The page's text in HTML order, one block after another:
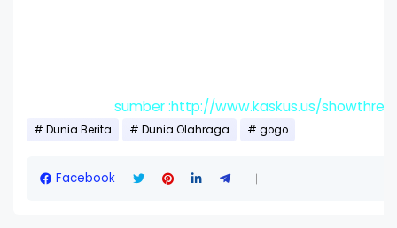
sumber :http://www.kaskus.us/
Dunia Berita Dunia Olahraga gogo
Facebook